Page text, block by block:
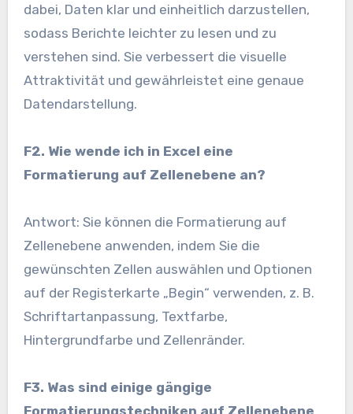
dabei, Daten klar und einheitlich darzustellen,
sodass Berichte leichter zu lesen und zu
verstehen sind. Sie verbessert die visuelle
Attraktivität und gewährleistet eine genaue
Datendarstellung.
F2. Wie wende ich in Excel eine
Formatierung auf Zellenebene an?
Antwort: Sie können die Formatierung auf
Zellenebene anwenden, indem Sie die
gewünschten Zellen auswählen und Optionen
auf der Registerkarte „Begin“ verwenden, z. B.
Schriftartanpassung, Textfarbe,
Hintergrundfarbe und Zellenränder.
F3. Was sind einige gängige
Formatierungstechniken auf Zellenebene